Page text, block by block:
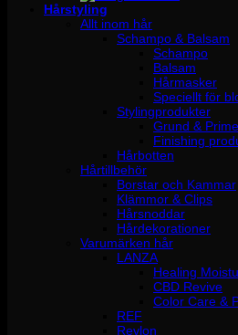
Hårstyling
Allt inom hår
Schampo & Balsam
Schampo
Balsam
Hårmasker
Speciellt för
Stylingprodukter
Grund &
Finishing
Hårbotten
Hårtillbehör
Borstar och Kammar
Klämmor & Clips
Hårsnoddar
Hårdekorationer
Varumärken hår
LANZA
Healing
CBD Revive
Color Care &
REF
Revlon